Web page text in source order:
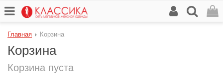
Главная Корзина
Корзина
Корзина пуста